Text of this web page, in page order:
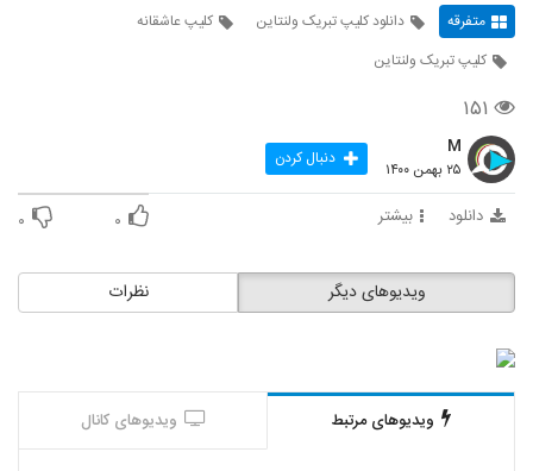
متفرقه دانلود کلیپ تبریک ولنتاین
کلیپ عاشقانه
کلیپ تبریک ولنتاین
۱۵۱
M
۲۵ بهمن ۱۴۰۰ دنبال کردن
دانلود بیشتر ۰ ۰
نظرات ویدیوهای دیگر
ویدیوهای مرتبط ویدیوهای کانال